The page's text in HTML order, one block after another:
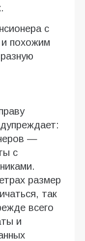
с
похожим
—
с
размер
так
всего
и